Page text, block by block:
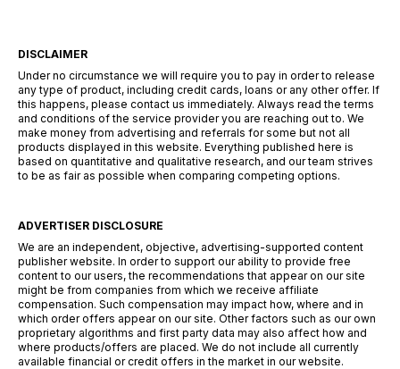
DISCLAIMER
Under no circumstance we will require you to pay in order to release
any type of product, including credit cards, loans or any other offer. If
this happens, please contact us immediately. Always read the terms
and conditions of the service provider you are reaching out to. We
make money from advertising and referrals for some but not all
products displayed in this website. Everything published here is
based on quantitative and qualitative research, and our team strives
to be as fair as possible when comparing competing options.
ADVERTISER DISCLOSURE
We are an independent, objective, advertising-supported content
publisher website. In order to support our ability to provide free
content to our users, the recommendations that appear on our site
might be from companies from which we receive affiliate
compensation. Such compensation may impact how, where and in
which order offers appear on our site. Other factors such as our own
proprietary algorithms and first party data may also affect how and
where products/offers are placed. We do not include all currently
available financial or credit offers in the market in our website.